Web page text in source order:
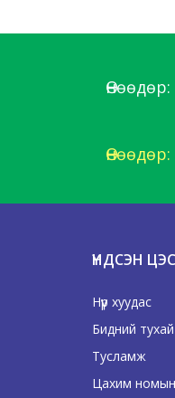
Өнөөдөр:
Өнөөдөр:
ҮНДСЭН ЦЭС
Нүүр хуудас
Бидний тухай
Тусламж
Цахим номын